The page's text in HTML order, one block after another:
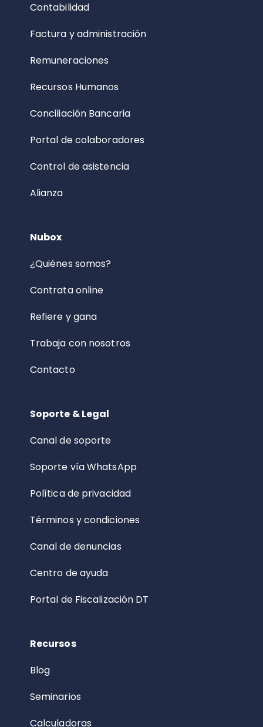
Contabilidad
Factura y administración
Remuneraciones
Recursos Humanos
Conciliación Bancaria
Portal de colaboradores
Control de asistencia
Alianza
Nubox
¿Quiénes somos?
Contrata online
Refiere y gana
Trabaja con nosotros
Contacto
Soporte & Legal
Canal de soporte
Soporte vía WhatsApp
Política de privacidad
Términos y condiciones
Canal de denuncias
Centro de ayuda
Portal de Fiscalización DT
Recursos
Blog
Seminarios
Calculadoras